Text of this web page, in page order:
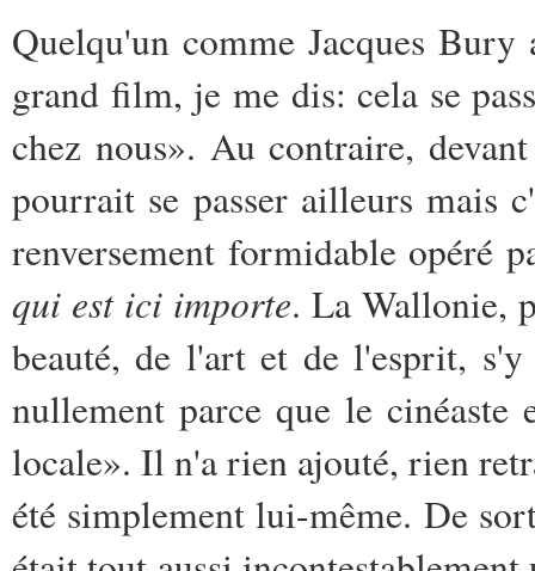
Quelqu'un comme Jacques
grand film, je me dis: cela se
chez nous». Au contraire,
pourrait se passer ailleurs mais
renversement formidable opéré
qui est ici importe. La Wallonie,
beauté, de l'art et de l'esprit,
nullement parce que le
locale». Il n'a rien ajouté, rien
été simplement lui-même. De